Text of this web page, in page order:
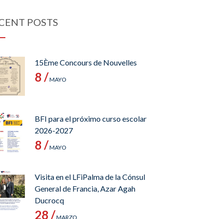
POSTS
15Ème Concours de Nouvelles
8 /MAYO
BFI para el próximo curso escolar
2026-2027
8 /MAYO
Visita en el LFiPalma de la Cónsul
General de Francia, Azar Agah
Ducrocq
28 /MARZO